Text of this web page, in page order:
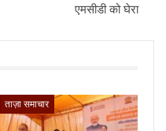
एमसीडी को घेरा
ताज़ा समाचार